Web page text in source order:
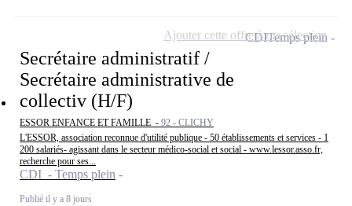
Secrétaire administratif /
Secrétaire administrative de
collectiv (H/F)
ESSOR ENFANCE ET FAMILLE - 92 - CLICHY
L'ESSOR, association reconnue d'utilité publique - 50 établissements et services - 1
200 salariés- agissant dans le secteur médico-social et social - www.lessor.asso.fr,
recherche pour ses...
CDI - Temps plein
Publié il y a 8 jours
CDITemps plein
Ajouter cette offre à ma sélection